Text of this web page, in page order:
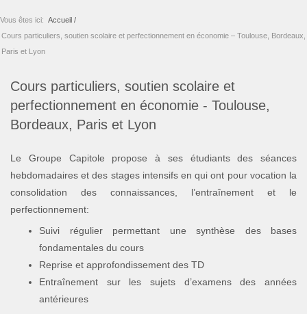
Vous êtes ici: Accueil /
Cours particuliers, soutien scolaire et perfectionnement en économie – Toulouse, Bordeaux,
Paris et Lyon
Cours particuliers, soutien scolaire et
perfectionnement en économie - Toulouse,
Bordeaux, Paris et Lyon
Le Groupe Capitole propose à ses étudiants des séances
hebdomadaires et des stages intensifs en qui ont pour vocation la
consolidation des connaissances, l’entraînement et le
perfectionnement:
Suivi régulier permettant une synthèse des bases
fondamentales du cours
Reprise et approfondissement des TD
Entraînement sur les sujets d’examens des années
antérieures